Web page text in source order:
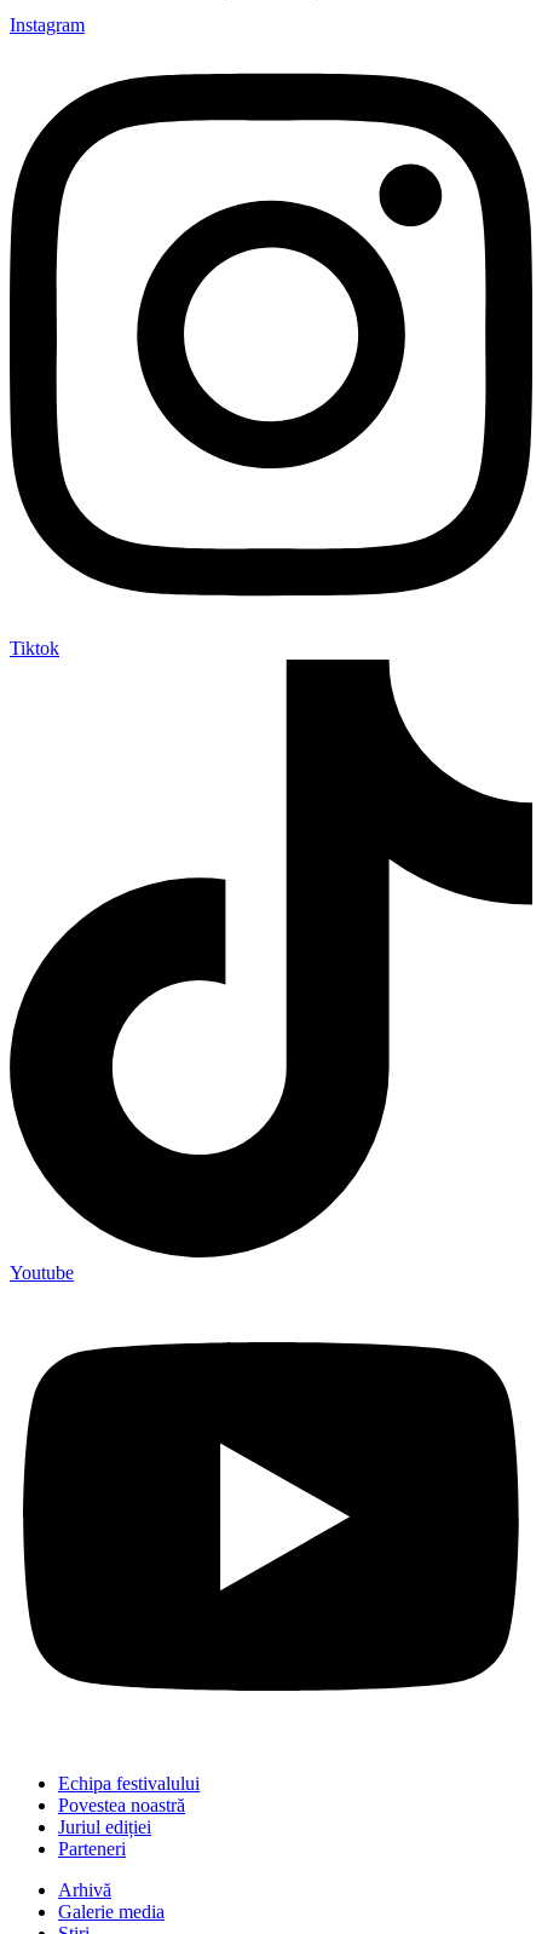
Instagram
Tiktok
Youtube
Echipa festivalului
Povestea noastră
Juriul ediției
Parteneri
Arhivă
Galerie media